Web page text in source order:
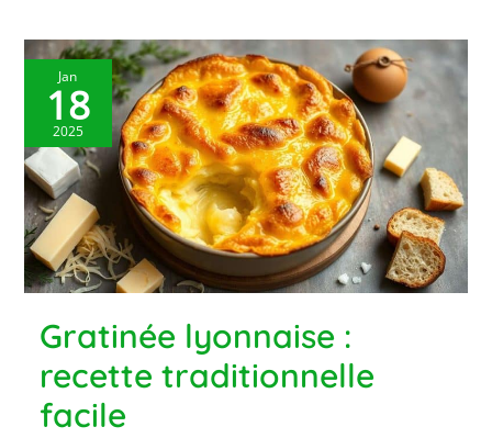
Jan
18
2025
Gratinée lyonnaise :
recette traditionnelle
facile